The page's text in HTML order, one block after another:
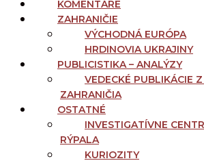
KOMENTÁRE
ZAHRANIČIE
VÝCHODNÁ EURÓPA
HRDINOVIA UKRAJINY
PUBLICISTIKA – ANALÝZY
VEDECKÉ PUBLIKÁCIE
ZAHRANIČIA
OSTATNÉ
INVESTIGATÍVNE
RÝPALA
KURIOZITY